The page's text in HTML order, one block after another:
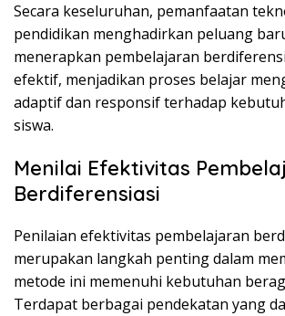
Secara keseluruhan, pemanfaatan
pendidikan menghadirkan peluang
menerapkan pembelajaran
efektif, menjadikan proses belajar
adaptif dan responsif terhadap
siswa.
Menilai Efektivitas
Berdiferensiasi
Penilaian efektivitas pembelajaran
merupakan langkah penting dalam
metode ini memenuhi kebutuhan
Terdapat berbagai pendekatan yang